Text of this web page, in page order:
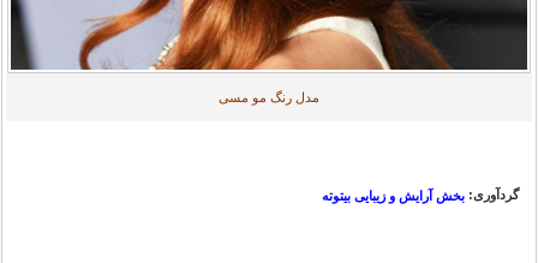
مدل رنگ مو مسی
گردآوری: بخش آرایش و زیبایی بیتوته